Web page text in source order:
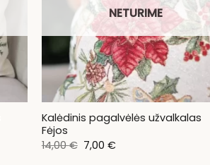
NETURIME
Kalėdinis pagalvėlės užvalkalas
Fėjos
14,00€ Original
price
7,00€Current